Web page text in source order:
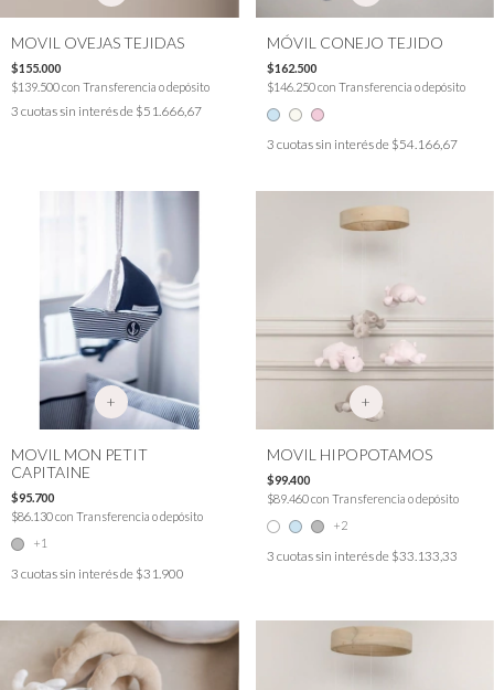
MOVIL OVEJAS TEJIDAS
$155.000
$139.500con Transferencia o depósito
3 cuotas sin interés de $51.666,67
MÓVIL CONEJO TEJIDO
$162.500
$146.250con Transferencia o depósito
3 cuotas sin interés de $54.166,67
+
MOVIL MON PETIT
CAPITAINE
$95.700
$86.130con Transferencia o depósito
+1
3 cuotas sin interés de $31.900
+
MOVIL HIPOPOTAMOS
$99.400
$89.460con Transferencia o depósito
+2
3 cuotas sin interés de $33.133,33